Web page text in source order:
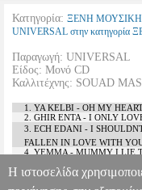
Κατηγορία: ΞΕΝΗ ΜΟΥΣΙΚΗ
UNIVERSAL στην
Παραγωγή: UNIVERSAL
Είδος: Μονό CD
Καλλιτέχνης: SOUAD
1. YA KELBI - OH MY
2. GHIR ENTA - I ONLY
3. ECH EDANI - I
FALLEN IN LOVE WITH
4. YEMMA - MUMMY I LIE
5. YAWLIDI - MY LITTLE
6. LE BIEN ET LE MAL -
Η ιστοσελίδα